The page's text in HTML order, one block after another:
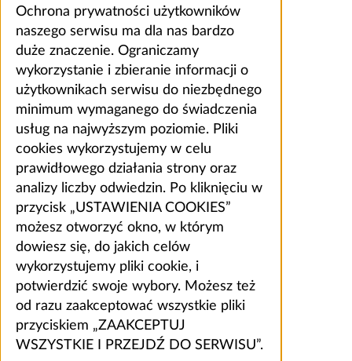
Ochrona prywatności użytkowników
naszego serwisu ma dla nas bardzo
duże znaczenie. Ograniczamy
wykorzystanie i zbieranie informacji o
użytkownikach serwisu do niezbędnego
minimum wymaganego do świadczenia
usług na najwyższym poziomie. Pliki
cookies wykorzystujemy w celu
prawidłowego działania strony oraz
analizy liczby odwiedzin. Po kliknięciu w
przycisk „USTAWIENIA COOKIES”
możesz otworzyć okno, w którym
dowiesz się, do jakich celów
wykorzystujemy pliki cookie, i
potwierdzić swoje wybory. Możesz też
od razu zaakceptować wszystkie pliki
przyciskiem „ZAAKCEPTUJ
WSZYSTKIE I PRZEJDŹ DO SERWISU”.